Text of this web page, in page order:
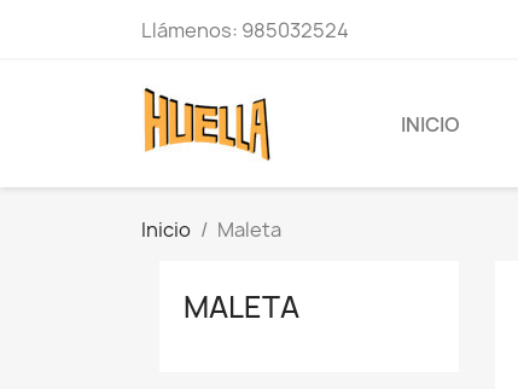
Llámenos: 985032524
INICIO
Inicio Maleta
MALETA